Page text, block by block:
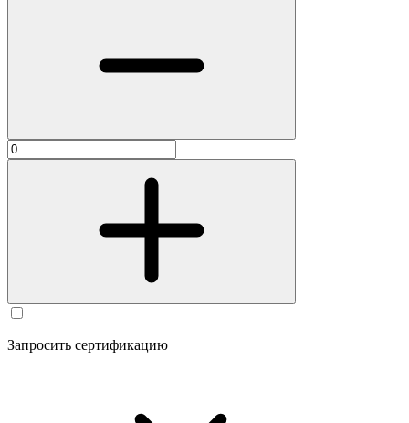
Запросить сертификацию